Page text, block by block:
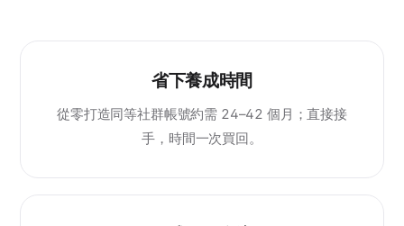
省下養成時間
從零打造同等社群帳號約需 24–42 個月；直接接
手，時間一次買回。